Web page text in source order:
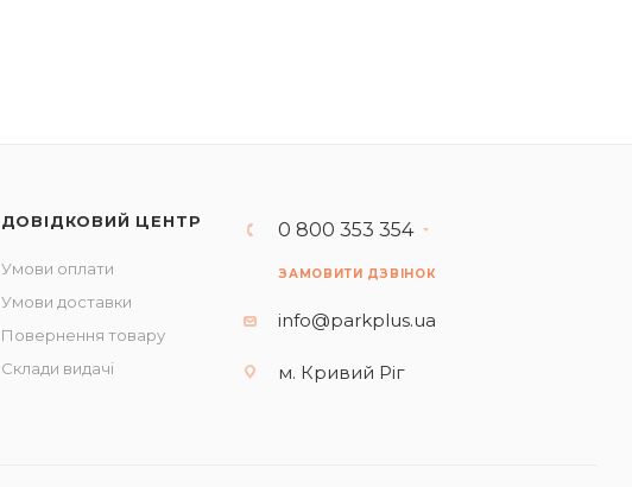
ДОВІДКОВИЙ ЦЕНТР
Умови оплати
Умови доставки
Повернення товару
Склади видачі
0 800 353 354
ЗАМОВИТИ ДЗВІНОК
info@parkplus.ua
м. Кривий Ріг